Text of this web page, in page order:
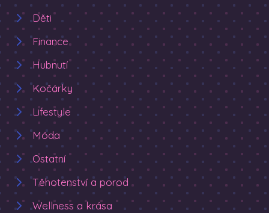
Děti
Finance
Hubnutí
Kočárky
Lifestyle
Móda
Ostatní
Těhotenství a porod
Wellness a krása